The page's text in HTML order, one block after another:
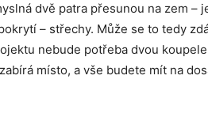
dvě patra přesunou na zem –
– střechy. Může se to tedy
nebude potřeba dvou
místo, a vše budete mít na